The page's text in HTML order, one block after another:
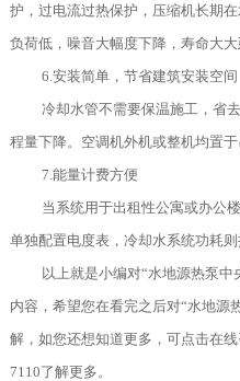
护，过电流过热保护，压缩机长期
负荷低，噪音大幅度下降，寿命大大
6.安装简单，节省建筑安装空间
冷却水管不需要保温施工，省
程量下降。空调机外机或整机均置于
7.能量计费方便
当系统用于出租性公寓或办公
单独配置电度表，冷却水系统功耗
以上就是小编对“水地源热泵
内容，希望您在看完之后对“水地源
解，如您还想知道更多，可点击在
7110了解更多。